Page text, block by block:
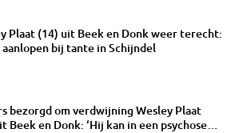
Plaat (14) uit Beek en Donk weer terecht:
aanlopen bij tante in Schijndel
bezorgd om verdwijning Wesley Plaat
Beek en Donk: ‘Hij kan in een psychose